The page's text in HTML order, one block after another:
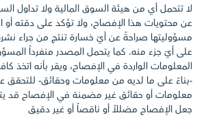
لا تتحمل أي من هيئة السوق المالية ولا تداول
عن محتويات هذا الإفصاح، ولا تؤكد على دقته أو
مسؤوليتها صراحةً عن أيّ خسارة تنتج من جراء
على أيّ جزء منه. كما يتحمل المصدر منفرداً
المعلومات الواردة في الإفصاح، ويقر بأنه اتخذ
-بناءً على ما لديه من معلومات وحقائق- للتحقق
معلومات أو حقائق غير مضمنة في الإفصاح قد
جعل الإفصاح مضللاً أو ناقصاً أو غير دقيق